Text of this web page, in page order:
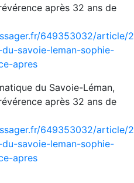
après 32 ans de
649353032/article/
savoie-leman-sophie-
apres
du Savoie-Léman,
après 32 ans de
649353032/article/
savoie-leman-sophie-
apres